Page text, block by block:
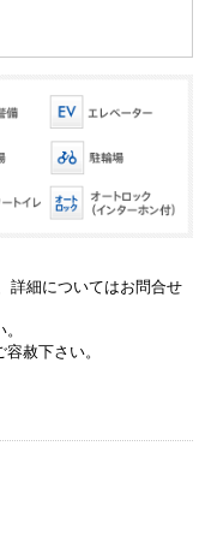
詳細についてはお問合せ
赦下さい。